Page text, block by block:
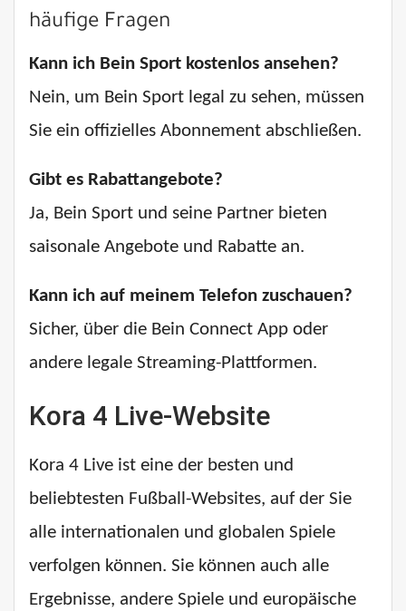
häufige Fragen
Kann ich Bein Sport kostenlos ansehen?
Nein, um Bein Sport legal zu sehen, müssen
Sie ein offizielles Abonnement abschließen.
Gibt es Rabattangebote?
Ja, Bein Sport und seine Partner bieten
saisonale Angebote und Rabatte an.
Kann ich auf meinem Telefon zuschauen?
Sicher, über die Bein Connect App oder
andere legale Streaming-Plattformen.
Kora 4 Live-Website
Kora 4 Live ist eine der besten und
beliebtesten Fußball-Websites, auf der Sie
alle internationalen und globalen Spiele
verfolgen können. Sie können auch alle
Ergebnisse, andere Spiele und europäische